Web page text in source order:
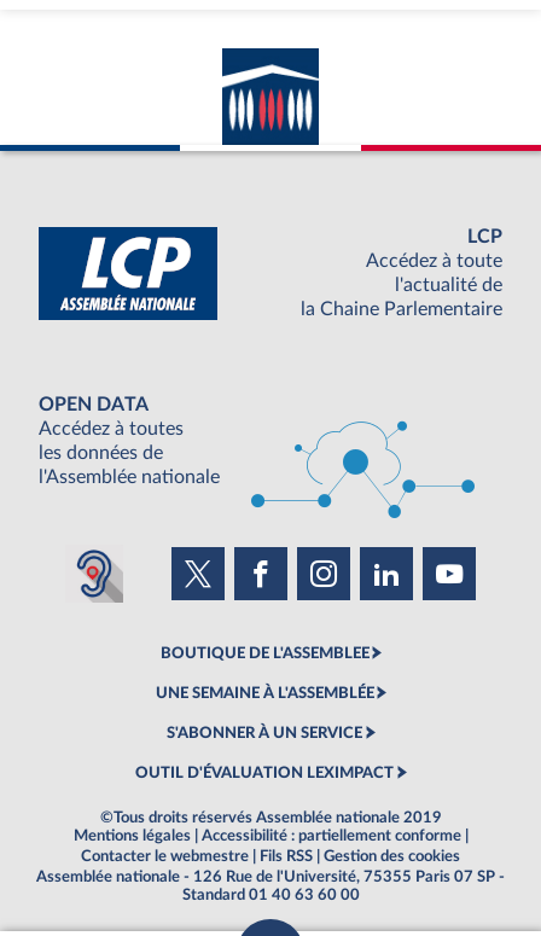
LCP
Accédez à toute
l'actualité de
la Chaine Parlementaire
OPEN DATA
Accédez à toutes
les données de
l'Assemblée nationale
BOUTIQUE DE L'ASSEMBLEE
UNE SEMAINE À L'ASSEMBLÉE
S'ABONNER À UN SERVICE
OUTIL D'ÉVALUATION LEXIMPACT
©Tous droits réservés Assemblée nationale 2019
Mentions légales
Accessibilité : partiellement conforme
Contacter le webmestre
Fils RSS
Gestion des cookies
Assemblée nationale - 126 Rue de l'Université, 75355 Paris 07 SP -
Standard 01 40 63 60 00